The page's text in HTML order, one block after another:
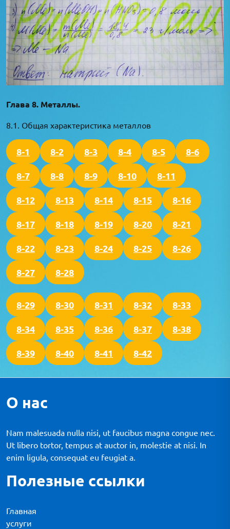
Глава 8. Металлы.
8.1. Общая характеристика металлов
8-1 8-2 8-3 8-4 8-5 8-6
8-7 8-8 8-9 8-10 8-11
8-12 8-13 8-14 8-15 8-16
8-17 8-18 8-19 8-20 8-21
8-22 8-23 8-24 8-25 8-26
8-27 8-28
8-29 8-30 8-31 8-32 8-33
8-34 8-35 8-36 8-37 8-38
8-39 8-40 8-41 8-42
О нас
Nam malesuada nulla nisi, ut faucibus magna congue nec.
Ut libero tortor, tempus at auctor in, molestie at nisi. In
enim ligula, consequat eu feugiat a.
Полезные ссылки
Главная
услуги